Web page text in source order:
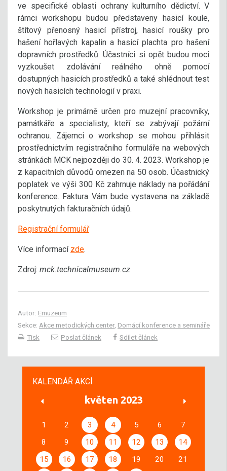
ve specifické oblasti ochrany kulturního dědictví. V
rámci workshopu budou představeny hasicí koule,
štítový přenosný hasicí přístroj, hasicí roušky pro
hašení hořlavých kapalin a hasicí plachta pro hašení
dopravních prostředků. Účastníci si opět budou moci
vyzkoušet zdolávání reálného ohně pomocí
dostupných hasicích prostředků a také shlédnout test
nových hasicích technologií v praxi.
Workshop je primárně určen pro muzejní pracovníky,
památkáře a specialisty, kteří se zabývají požární
ochranou. Zájemci o workshop se mohou přihlásit
prostřednictvím registračního formuláře na webových
stránkách MCK nejpozději do 30. 4. 2023. Workshop je
z kapacitních důvodů omezen na 50 osob. Účastnický
poplatek ve výši 300 Kč zahrnuje náklady na pořádání
konference. Faktura Vám bude vystavena na základě
poskytnutých fakturačních údajů.
Registrační formulář
Více informací zde.
Zdroj: mck.technicalmuseum.cz
Autor: Emuzeum
Sekce: Akce metodických center, Domácí konference a semináře
Tisk
Poslat článek Sdílet článek
KALENDÁŘ AKCÍ
květen 2023
1 2 3 4 5 6
7
8
9 10 11 12 13
14
15
16 17 18 19 20
21